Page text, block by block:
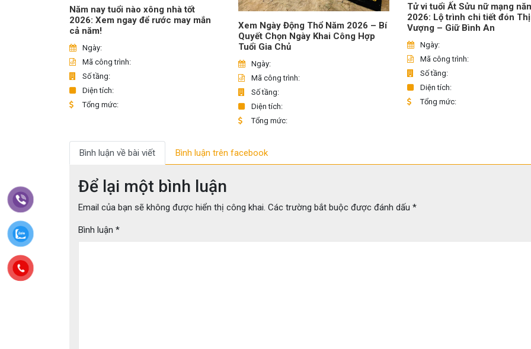
Năm nay tuổi nào xông nhà tốt
2026: Xem ngay để rước may mắn
cả năm!
Ngày:
Mã công trình:
Số tầng:
Diện tích:
Tổng mức:
Xem Ngày Động Thổ Năm 2026 – Bí
Quyết Chọn Ngày Khai Công Hợp
Tuổi Gia Chủ
Ngày:
Mã công trình:
Số tầng:
Diện tích:
Tổng mức:
Tử vi tuổi Ất Sửu nữ mạng
2026: Lộ trình chi tiết đón
Vượng – Giữ Bình An
Ngày:
Mã công trình:
Số tầng:
Diện tích:
Tổng mức:
Bình luận về bài viết Bình luận trên facebook
Để lại một bình luận
Email của bạn sẽ không được hiển thị công khai. Các trường bắt buộc được đánh dấu *
Bình luận *